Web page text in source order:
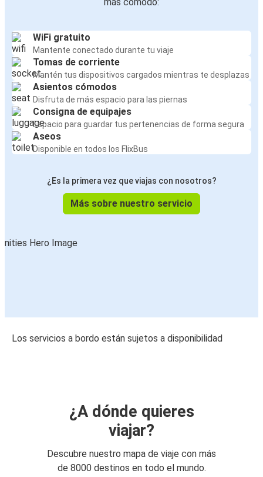
WiFi gratuito
Mantente conectado durante tu viaje
Tomas de corriente
Mantén tus dispositivos cargados mientras te desplazas
Asientos cómodos
Disfruta de más espacio para las piernas
Consigna de equipajes
Espacio para guardar tus pertenencias de forma segura
Aseos
Disponible en todos los FlixBus
¿Es la primera vez que viajas con nosotros?
Más sobre nuestro servicio
Los servicios a bordo están sujetos a disponibilidad
¿A dónde quieres
viajar?
Descubre nuestro mapa de viaje con más
de 8000 destinos en todo el mundo.